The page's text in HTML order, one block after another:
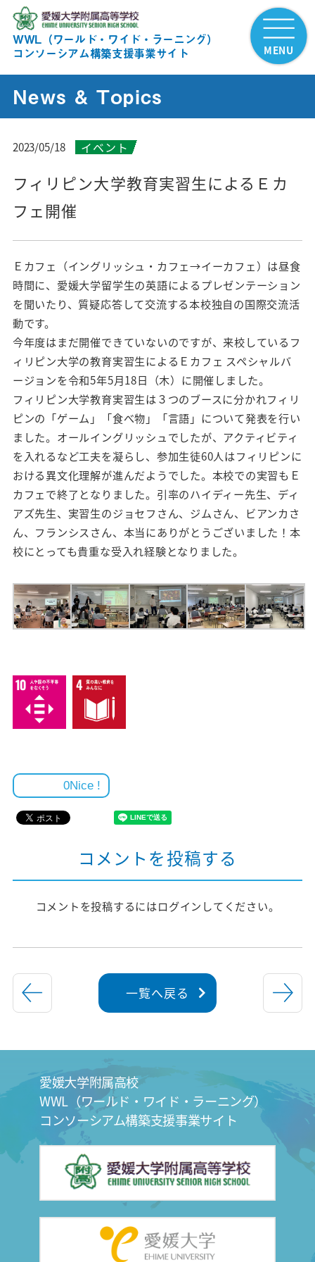
WWL（ワールド・ワイド・ラーニング）
コンソーシアム構築支援事業サイト
MENU
News & Topics
2023/05/18 イベント
フィリピン大学教育実習生によるＥカ
フェ開催
Ｅカフェ（イングリッシュ・カフェ→イーカフェ）は昼食
時間に、愛媛大学留学生の英語によるプレゼンテーション
を聞いたり、質疑応答して交流する本校独自の国際交流活
動です。
今年度はまだ開催できていないのですが、来校しているフ
ィリピン大学の教育実習生によるＥカフェ スペシャルバ
ージョンを令和5年5月18日（木）に開催しました。
フィリピン大学教育実習生は３つのブースに分かれフィリ
ピンの「ゲーム」「食べ物」「言語」について発表を行い
ました。オールイングリッシュでしたが、アクティビティ
を入れるなど工夫を凝らし、参加生徒60人はフィリピンに
おける異文化理解が進んだようでした。本校での実習もＥ
カフェで終了となりました。引率のハイディー先生、ディ
アズ先生、実習生のジョセフさん、ジムさん、ビアンカさ
ん、フランシスさん、本当にありがとうございました！本
校にとっても貴重な受入れ経験となりました。
0
コメントを投稿する
コメントを投稿するにはログイン してください。
一覧へ戻る
愛媛大学附属高校
WWL（ワールド・ワイド・ラーニング）
コンソーシアム構築支援事業サイト